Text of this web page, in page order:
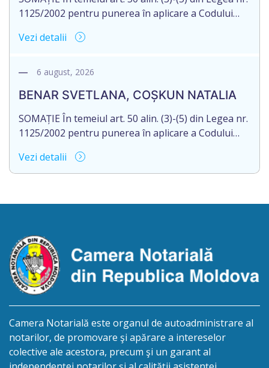
1125/2002 pentru punerea în aplicare a Codului
sediul biroului în mun. Chişinău, str. Academiei, nr.
născut la 30.10.1977, reședința obișnuită a căruia
succesorale după […]
Vezi detalii
6 august, 2026
BENAR SVETLANA, COȘKUN NATALIA
SOMAȚIE În temeiul art. 50 alin. (3)-(5) din Legea nr.
1125/2002 pentru punerea în aplicare a Codului
sediul biroului în mun. Chişinău, str. Academiei, nr.
12, aduce la cunoștință cet. BENAR SVETLANA,
la 30.05.1967, reședința obișnuită a cărora nu este
Vezi detalii
Camera Notarială este organul de autoadministrare al
notarilor, de promovare şi apărare a intereselor
colective ale acestora, precum şi un garant al